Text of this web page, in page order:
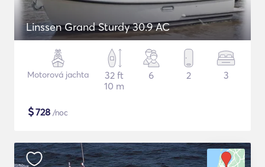
Linssen Grand Sturdy 30.9 AC
Motorová jachta
32 ft
10 m
6 2 3
$728 /noc